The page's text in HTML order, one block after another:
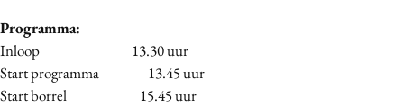
Programma:
Inloop 13.30 uur
Start programma 13.45 uur
Start borrel 15.45 uur